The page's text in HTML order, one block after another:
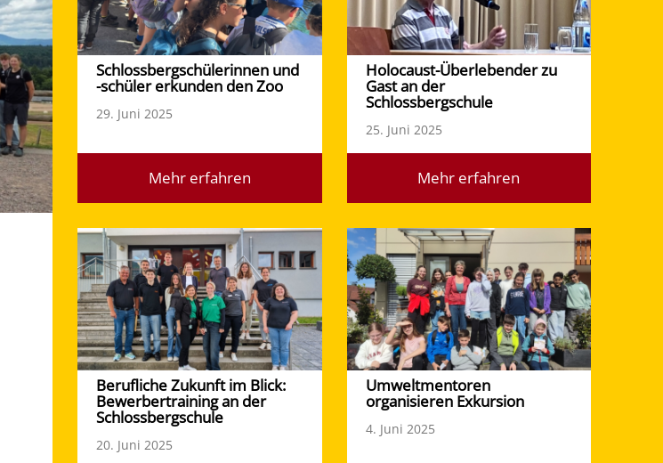
Schlossbergschülerinnen und
-schüler erkunden den Zoo
29. Juni 2025
Mehr erfahren
Holocaust-Überlebender zu
Gast an der
Schlossbergschule
25. Juni 2025
Mehr erfahren
Berufliche Zukunft im Blick:
Bewerbertraining an der
Schlossbergschule
20. Juni 2025
Umweltmentoren
organisieren Exkursion
4. Juni 2025